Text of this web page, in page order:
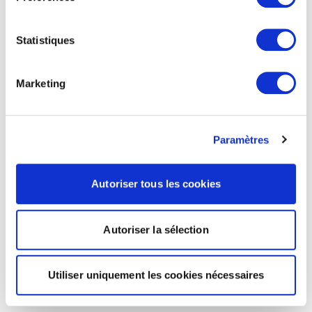
Statistiques
Marketing
Paramètres
Autoriser tous les cookies
Autoriser la sélection
Utiliser uniquement les cookies nécessaires